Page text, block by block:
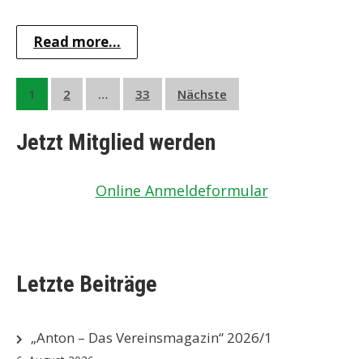
Read more...
Seitennummerierung
Beiträge
1 2 … 33 Nächste
Jetzt Mitglied werden
Online Anmeldeformular
Letzte Beiträge
„Anton – Das Vereinsmagazin“ 2026/1